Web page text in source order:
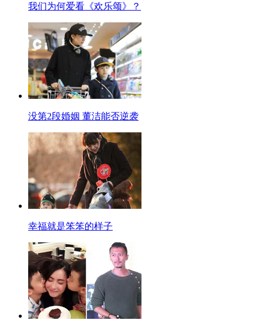
我们为何爱看《欢乐颂》？
没第2段婚姻 董洁能否逆袭
幸福就是笨笨的样子